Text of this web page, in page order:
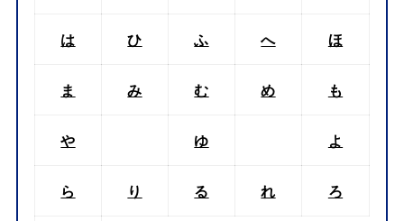
は ひ ふ へ ほ
ま み む め も
や ゆ よ
ら り る れ ろ